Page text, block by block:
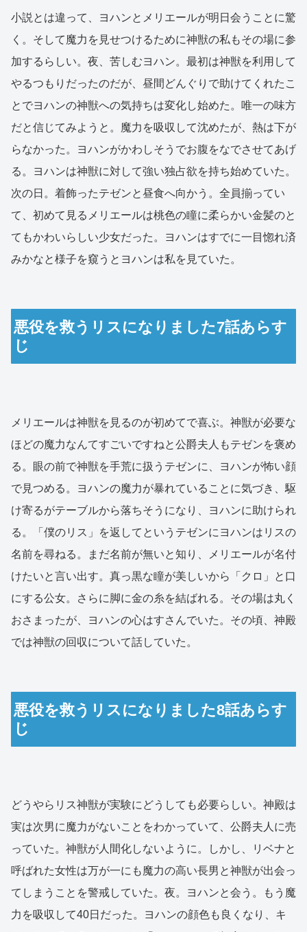
小説とは違って、ヨハンとメリエールが明日会うことに驚
く。そして魔力を見せつけるために神獣の私もその場に参
加するらしい。夜、苦しむヨハン。最初は神獣を利用して
やるつもりだったのだが、昼間どんぐりで助けてくれたこ
とでヨハンの神獣への気持ちは変化し始めた。唯一の味方
だと信じてみようと。魔力を吸収して沈めたが、熱は下が
らなかった。ヨハンがかわしそうでお腹をなでさせてあげ
る。ヨハンは神獣に対して強い独占欲を持ち始めていた。
次の日。着飾ったテゼンと昼食へ向かう。全員揃ってい
て、初めて見るメリエールは桃色の瞳に柔らかい金髪のと
てもかわいらしい少女だった。ヨハンはすでに一目惚れ済
みかなと様子を窺うとヨハンは私を見ていた。
悪役を救うリスになりました7話あらす
じ
メリエールは神獣を見るのが初めてで喜ぶ。神獣が必要な
ほどの魔力なんてすごいですねと公爵夫人もテゼンを褒め
る。眼の前で神獣を手荒に扱うテゼンに、ヨハンが怖い顔
で見つめる。ヨハンの魔力が暴れていることに気づき、駆
け寄るがテーブルから落ちそうになり、ヨハンに助けられ
る。「僕のリス」を返してというテゼンにヨハンはリスの
名前を尋ねる。まだ名前が無いと知り、メリエールが名付
けたいと言い出す。真っ黒な瞳が美しいから「クロ」と口
にする公女。さらに脚に金の糸を結ばれる。その場は丸く
おさまったが、ヨハンの心はすさんでいた。その頃、神殿
では神獣の回収について話していた。
悪役を救うリスになりました8話あらす
じ
どうやらリス神獣が実験にどうしても必要らしい。神殿は
実は次男に魔力がないことをわかっていて、公爵夫人に売
っていた。神獣が人間化しないように。しかし、リベナと
呼ばれた女性は万が一にも魔力の高い長男と神獣が出会っ
てしまうことを警戒していた。夜。ヨハンと会う。もう魔
力を吸収して40日だった。ヨハンの顔色も良くなり、キ